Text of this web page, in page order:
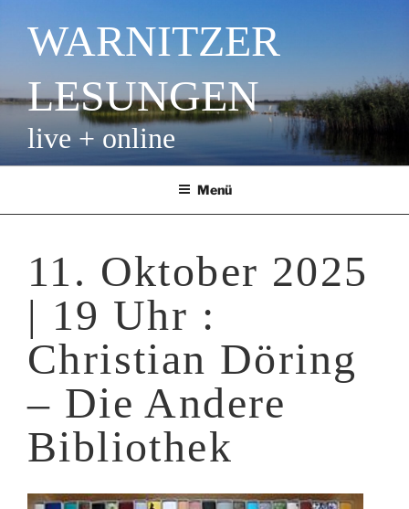
Inhalt
springenWARNITZER
LESUNGEN
live + online
Menü
11. Oktober 2025
| 19 Uhr :
Christian Döring
– Die Andere
Bibliothek